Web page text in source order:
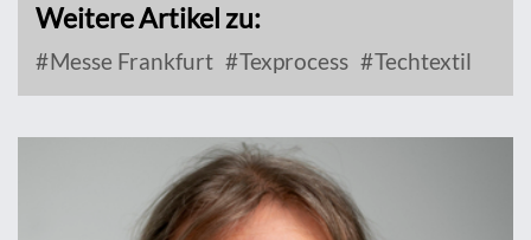
Weitere Artikel zu:
Messe Frankfurt Texprocess Techtextil